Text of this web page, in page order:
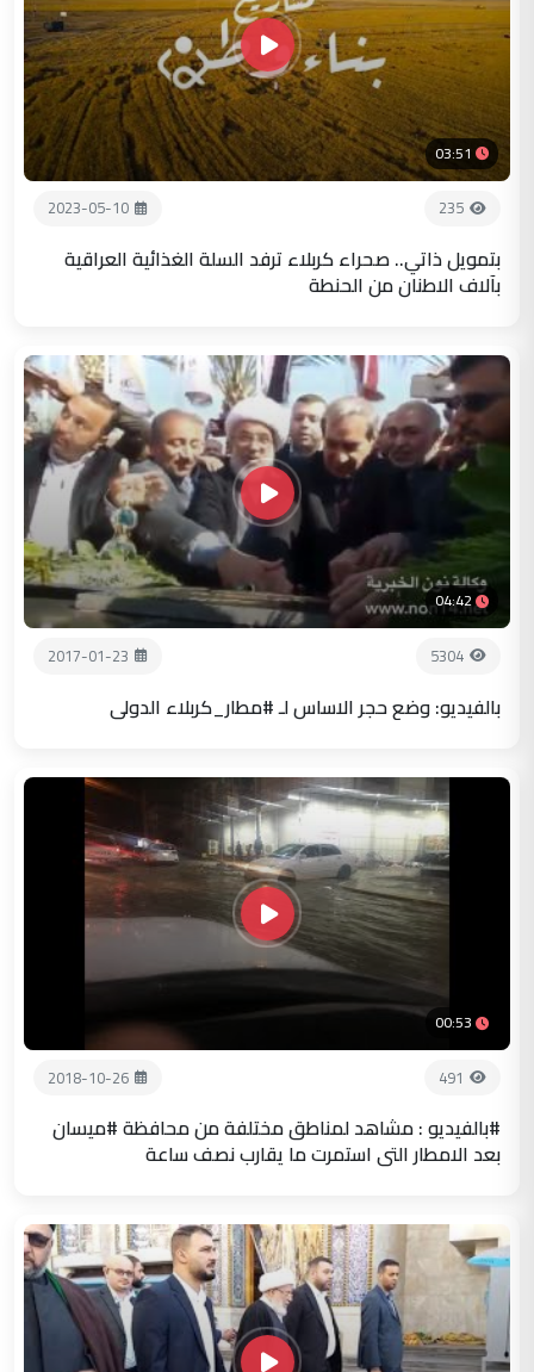
03:51
235
2023-05-10
بتمويل ذاتي.. صحراء كربلاء ترفد السلة الغذائية العراقية
بآلاف الاطنان من الحنطة
04:42
5304
2017-01-23
بالفيديو: وضع حجر الاساس لـ #مطار_كربلاء الدولي
00:53
491
2018-10-26
#بالفيديو : مشاهد لمناطق مختلفة من محافظة #ميسان
بعد الامطار التي استمرت ما يقارب نصف ساعة